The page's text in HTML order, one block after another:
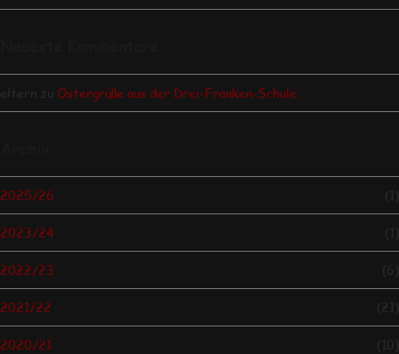
eltern zu Ostergrüße aus der Drei-Franken-Schule
2025/26 (1)
2023/24 (1)
2022/23 (6)
2021/22 (21)
2020/21 (10)